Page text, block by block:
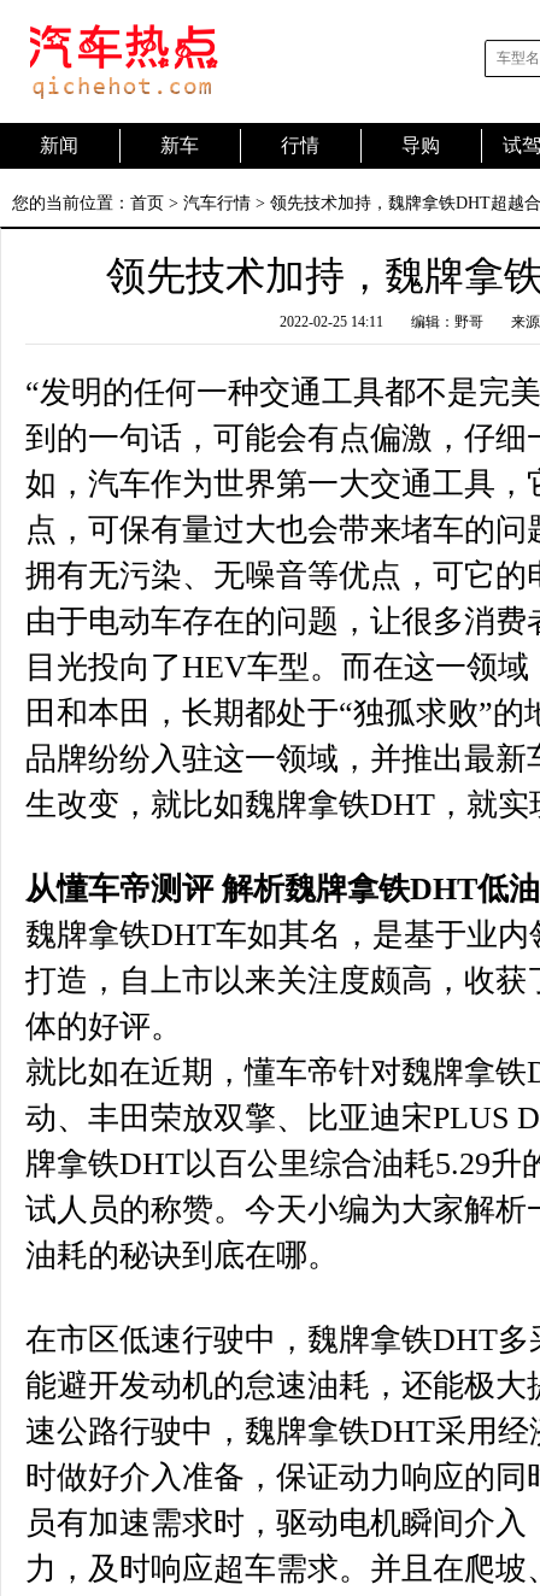
新闻 新车 行情 导购 试
您的当前位置： 首页 > 汽车行情 > 领先技术加持，魏牌拿铁DHT超越
领先技术加持，魏牌拿
2022-02-25 14:11 编辑：野哥 来
“发明的任何一种交通工具都不是完
到的一句话，可能会有点偏激，仔细
如，汽车作为世界第一大交通工具
点，可保有量过大也会带来堵车的
拥有无污染、无噪音等优点，可它的
由于电动车存在的问题，让很多消
目光投向了HEV车型。而在这一领
田和本田，长期都处于“独孤求败”
品牌纷纷入驻这一领域，并推出最
生改变，就比如魏牌拿铁DHT，就
从懂车帝测评 解析魏牌拿铁DHT低
魏牌拿铁DHT车如其名，是基于业
打造，自上市以来关注度颇高，收
体的好评。
就比如在近期，懂车帝针对魏牌拿铁
动、丰田荣放双擎、比亚迪宋PLUS
牌拿铁DHT以百公里综合油耗5.29升
试人员的称赞。今天小编为大家解
油耗的秘诀到底在哪。
在市区低速行驶中，魏牌拿铁DHT
能避开发动机的怠速油耗，还能极
速公路行驶中，魏牌拿铁DHT采用
时做好介入准备，保证动力响应的
员有加速需求时，驱动电机瞬间介
力，及时响应超车需求。并且在爬